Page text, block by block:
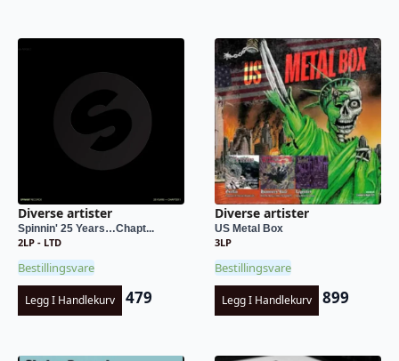
Diverse artister
Spinnin' 25 Years…Chapt...
2LP - LTD
Bestillingsvare
Legg I Handlekurv 479
Diverse artister
US Metal Box
3LP
Bestillingsvare
Legg I Handlekurv 899